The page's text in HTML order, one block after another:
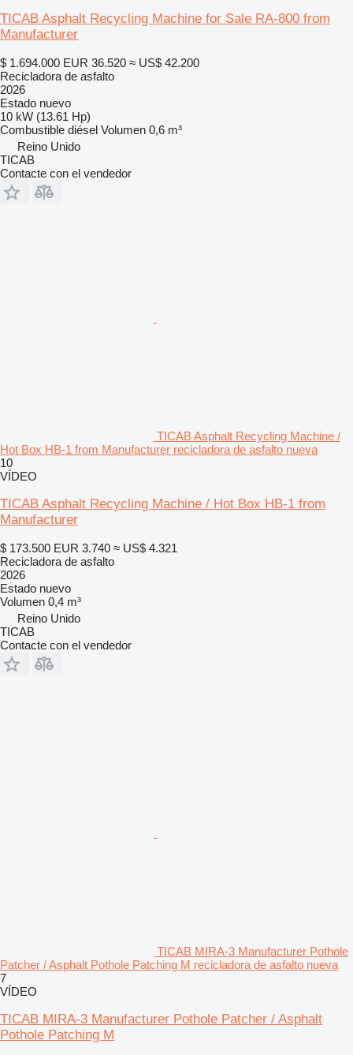
TICAB Asphalt Recycling Machine for Sale RA-800 from
Manufacturer
$ 1.694.000 EUR 36.520 ≈ US$ 42.200
Recicladora de asfalto
2026
Estado nuevo
10 kW (13.61 Hp)
Combustible diésel Volumen 0,6 m³
Reino Unido
TICAB
Contacte con el vendedor
TICAB Asphalt Recycling Machine /
Hot Box HB-1 from Manufacturer recicladora de asfalto nueva
10
VÍDEO
TICAB Asphalt Recycling Machine / Hot Box HB-1 from
Manufacturer
$ 173.500 EUR 3.740 ≈ US$ 4.321
Recicladora de asfalto
2026
Estado nuevo
Volumen 0,4 m³
Reino Unido
TICAB
Contacte con el vendedor
TICAB MIRA-3 Manufacturer Pothole
Patcher / Asphalt Pothole Patching M recicladora de asfalto nueva
7
VÍDEO
TICAB MIRA-3 Manufacturer Pothole Patcher / Asphalt
Pothole Patching M